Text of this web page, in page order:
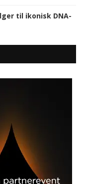
til ikonisk DNA-